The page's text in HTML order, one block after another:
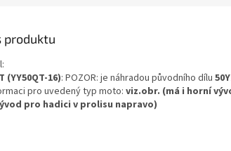
produktu
(YY50QT-16): POZOR: je náhradou původního dílu
pro uvedený typ moto: viz.obr. (má i horní
pro hadici v prolisu napravo)